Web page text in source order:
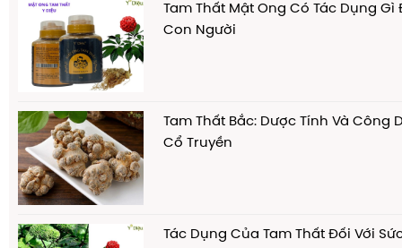
Tam Thất Mật Ong Có Tác Dụng
Con Người
Tam Thất Bắc: Dược Tính Và Công
Cổ Truyền
Tác Dụng Của Tam Thất Đối Với